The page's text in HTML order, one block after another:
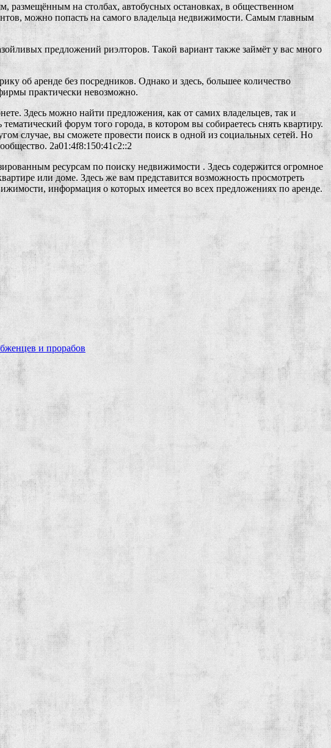
размещённым на столбах, автобусных остановках, в общественном
можно попасть на самого владельца недвижимости. Самым главным
предложений риэлторов. Такой вариант также займёт у вас много
об аренде без посредников. Однако и здесь, большее количество
практически невозможно.
Здесь можно найти предложения, как от самих владельцев, так и
форум того города, в котором вы собираетесь снять квартиру.
случае, вы сможете провести поиск в одной из социальных сетей. Но
2a01:4f8:150:41c2::2
ресурсам по поиску недвижимости . Здесь содержится огромное
или доме. Здесь же вам представится возможность просмотреть
информация о которых имеется во всех предложениях по аренде.
и прорабов